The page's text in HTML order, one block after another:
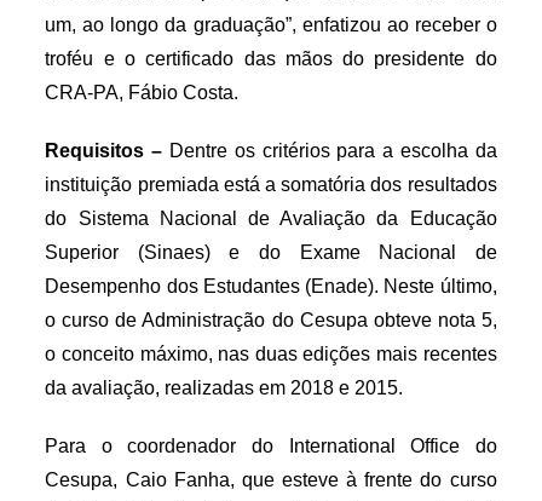
um, ao longo da graduação”, enfatizou ao receber o
troféu e o certificado das mãos do presidente do
CRA-PA, Fábio Costa.
Requisitos – Dentre os critérios para a escolha da
instituição premiada está a somatória dos resultados
do Sistema Nacional de Avaliação da Educação
Superior (Sinaes) e do Exame Nacional de
Desempenho dos Estudantes (Enade). Neste último,
o curso de Administração do Cesupa obteve nota 5,
o conceito máximo, nas duas edições mais recentes
da avaliação, realizadas em 2018 e 2015.
Para o coordenador do International Office do
Cesupa, Caio Fanha, que esteve à frente do curso